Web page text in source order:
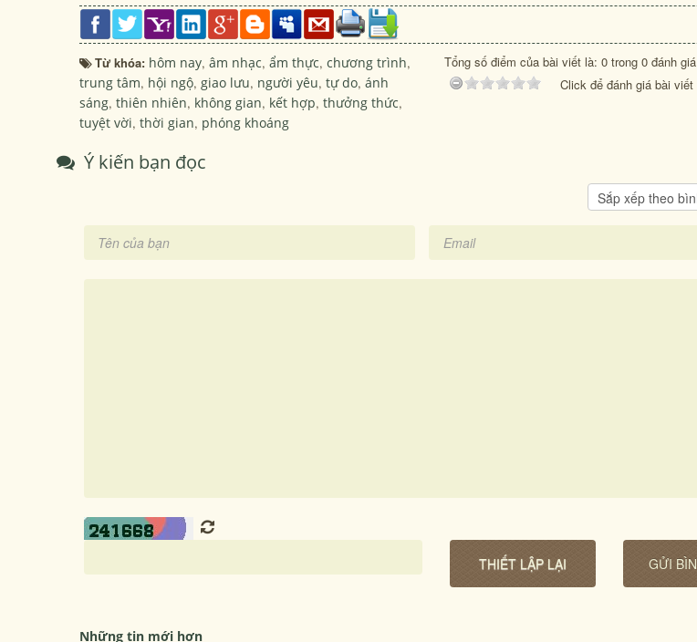
Từ khóa: hôm nay, âm nhạc, ẩm thực, chương trình,
trung tâm, hội ngộ, giao lưu, người yêu, tự do, ánh
sáng, thiên nhiên, không gian, kết hợp, thưởng thức,
tuyệt vời, thời gian, phóng khoáng
Tổng số điểm của bài viết là: 0 trong 0 đánh giá
Click để đánh giá bài viết
Ý kiến bạn đọc
Những tin mới hơn